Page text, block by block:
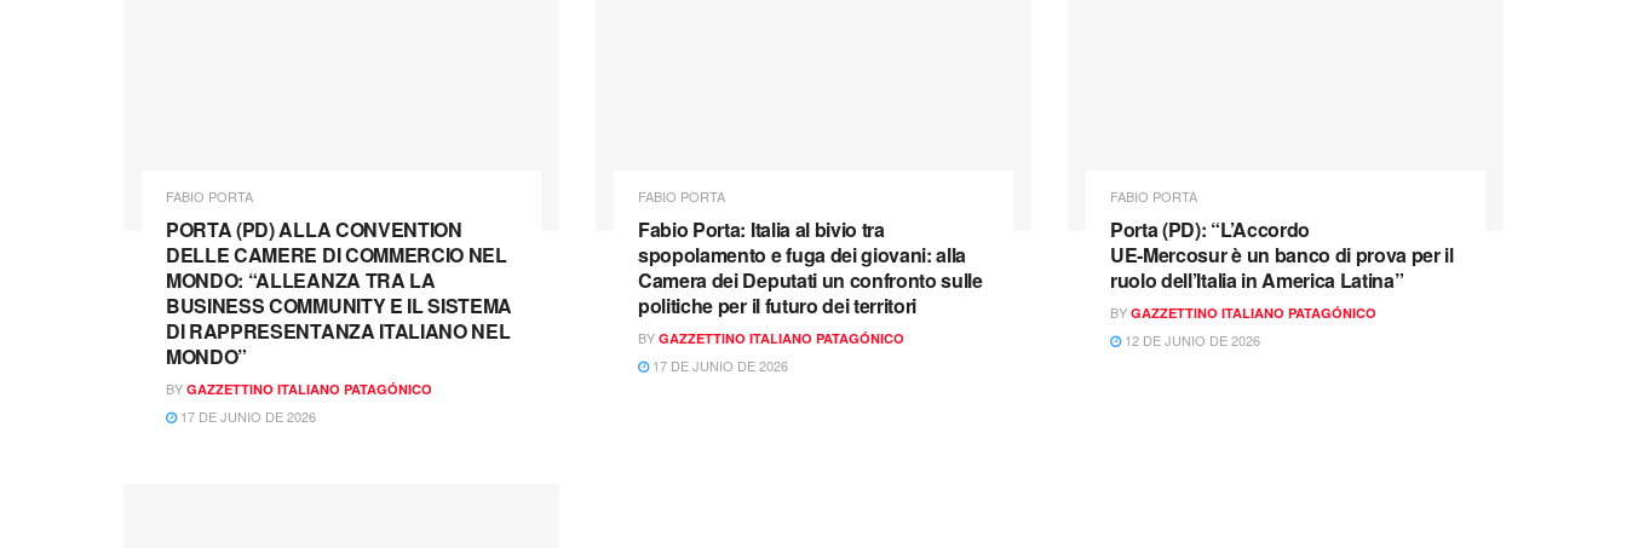
FABIO PORTA
PORTA (PD) ALLA CONVENTION
DELLE CAMERE DI COMMERCIO NEL
MONDO: “ALLEANZA TRA LA
BUSINESS COMMUNITY E IL SISTEMA
DI RAPPRESENTANZA ITALIANO NEL
MONDO”
BY GAZZETTINO ITALIANO PATAGÓNICO
17 DE JUNIO DE 2026
FABIO PORTA
Fabio Porta: Italia al bivio tra
spopolamento e fuga dei giovani: alla
Camera dei Deputati un confronto sulle
politiche per il futuro dei territori
BY GAZZETTINO ITALIANO PATAGÓNICO
17 DE JUNIO DE 2026
FABIO PORTA
Porta (PD): “L’Accordo
UE‑Mercosur è un banco di prova per il
ruolo dell’Italia in America Latina”
BY GAZZETTINO ITALIANO PATAGÓNICO
12 DE JUNIO DE 2026